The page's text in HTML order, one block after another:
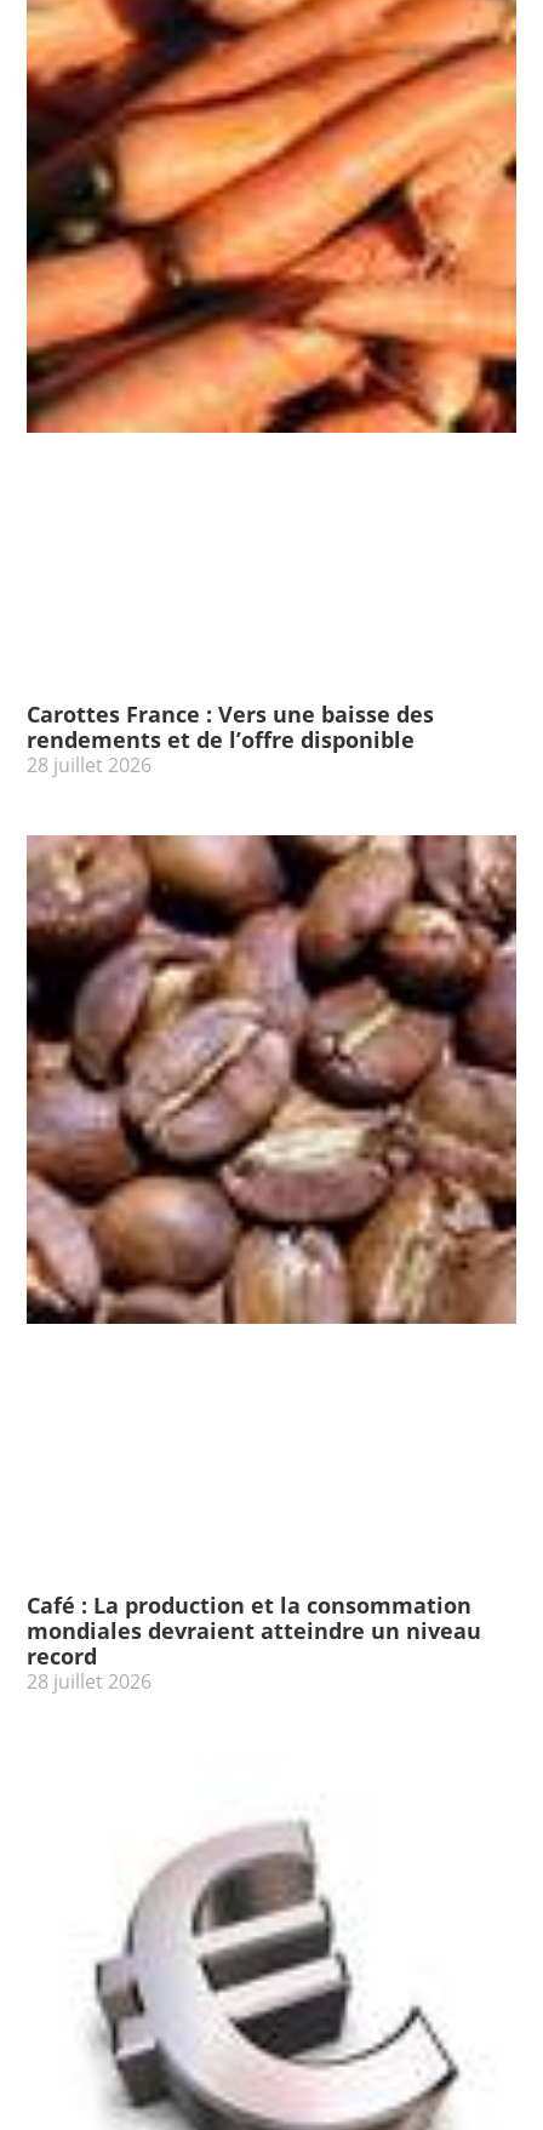
Carottes France : Vers une baisse des
rendements et de l’offre disponible
28 juillet 2026
Café : La production et la consommation
mondiales devraient atteindre un niveau
record
28 juillet 2026